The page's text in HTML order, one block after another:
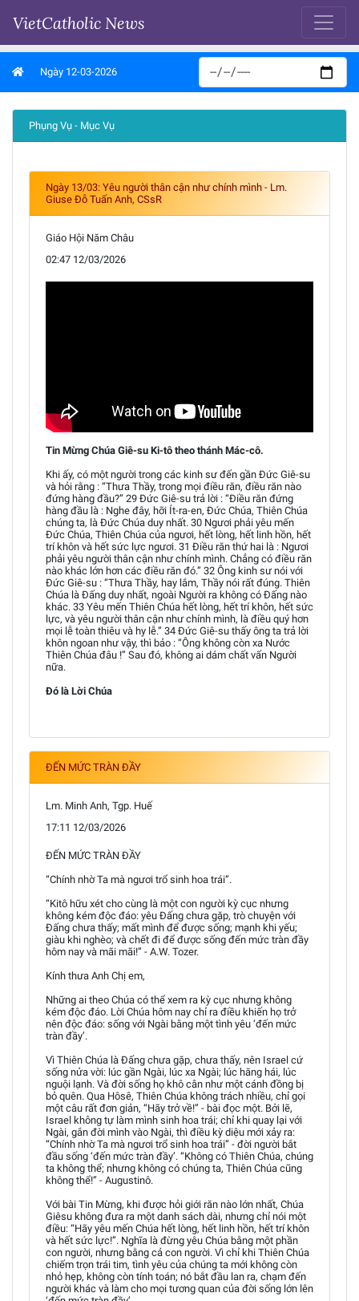
VietCatholic News
Ngày 12-03-2026
Phụng Vụ - Mục Vụ
Ngày 13/03: Yêu người thân cận như chính mình - Lm.
Giuse Đỗ Tuấn Anh, CSsR
Giáo Hội Năm Châu
02:47 12/03/2026
Tin Mừng Chúa Giê-su Ki-tô theo thánh Mác-cô.
Khi ấy, có một người trong các kinh sư đến gần Đức Giê-su
và hỏi rằng : “Thưa Thầy, trong mọi điều răn, điều răn nào
đứng hàng đầu?” 29 Đức Giê-su trả lời : “Điều răn đứng
hàng đầu là : Nghe đây, hỡi Ít-ra-en, Đức Chúa, Thiên Chúa
chúng ta, là Đức Chúa duy nhất. 30 Ngươi phải yêu mến
Đức Chúa, Thiên Chúa của ngươi, hết lòng, hết linh hồn, hết
trí khôn và hết sức lực ngươi. 31 Điều răn thứ hai là : Ngươi
phải yêu người thân cận như chính mình. Chẳng có điều răn
nào khác lớn hơn các điều răn đó.” 32 Ông kinh sư nói với
Đức Giê-su : “Thưa Thầy, hay lắm, Thầy nói rất đúng. Thiên
Chúa là Đấng duy nhất, ngoài Người ra không có Đấng nào
khác. 33 Yêu mến Thiên Chúa hết lòng, hết trí khôn, hết sức
lực, và yêu người thân cận như chính mình, là điều quý hơn
mọi lễ toàn thiêu và hy lễ.” 34 Đức Giê-su thấy ông ta trả lời
khôn ngoan như vậy, thì bảo : “Ông không còn xa Nước
Thiên Chúa đâu !” Sau đó, không ai dám chất vấn Người
nữa.
Đó là Lời Chúa
ĐẾN MỨC TRÀN ĐẦY
Lm. Minh Anh, Tgp. Huế
17:11 12/03/2026
ĐẾN MỨC TRÀN ĐẦY
“Chính nhờ Ta mà ngươi trổ sinh hoa trái”.
“Kitô hữu xét cho cùng là một con người kỳ cục nhưng
không kém độc đáo: yêu Đấng chưa gặp, trò chuyện với
Đấng chưa thấy; mất mình để được sống; mạnh khi yếu;
giàu khi nghèo; và chết đi để được sống đến mức tràn đầy
hôm nay và mãi mãi!” - A.W. Tozer.
Kính thưa Anh Chị em,
Những ai theo Chúa có thể xem ra kỳ cục nhưng không
kém độc đáo. Lời Chúa hôm nay chỉ ra điều khiến họ trở
nên độc đáo: sống với Ngài bằng một tình yêu ‘đến mức
tràn đầy’.
Vì Thiên Chúa là Đấng chưa gặp, chưa thấy, nên Israel cứ
sống nửa vời: lúc gần Ngài, lúc xa Ngài; lúc hăng hái, lúc
nguội lạnh. Và đời sống họ khô cằn như một cánh đồng bị
bỏ quên. Qua Hôsê, Thiên Chúa không trách nhiều, chỉ gọi
một câu rất đơn giản, “Hãy trở về!” - bài đọc một. Bởi lẽ,
Israel không tự làm mình sinh hoa trái; chỉ khi quay lại với
Ngài, gắn đời mình vào Ngài, thì điều kỳ diệu mới xảy ra:
“Chính nhờ Ta mà ngươi trổ sinh hoa trái” - đời người bắt
đầu sống ‘đến mức tràn đầy’. “Không có Thiên Chúa, chúng
ta không thể; nhưng không có chúng ta, Thiên Chúa cũng
không thể!” - Augustinô.
Với bài Tin Mừng, khi được hỏi giới răn nào lớn nhất, Chúa
Giêsu không đưa ra một danh sách dài, nhưng chỉ nói một
điều: “Hãy yêu mến Chúa hết lòng, hết linh hồn, hết trí khôn
và hết sức lực!”. Nghĩa là đừng yêu Chúa bằng một phần
con người, nhưng bằng cả con người. Vì chỉ khi Thiên Chúa
chiếm trọn trái tim, tình yêu của chúng ta mới không còn
nhỏ hẹp, không còn tính toán; nó bắt đầu lan ra, chạm đến
người khác và làm cho mọi tương quan của đời sống lớn lên